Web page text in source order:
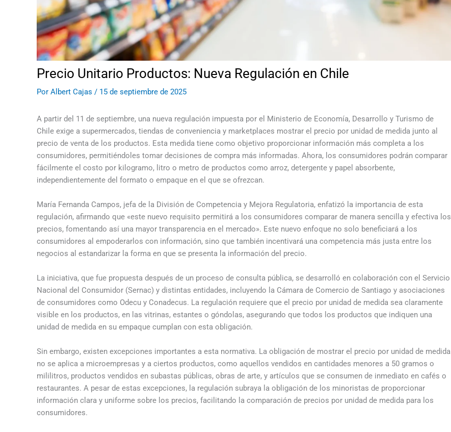
Precio Unitario Productos: Nueva Regulación en Chile
Por Albert Cajas / 15 de septiembre de 2025
A partir del 11 de septiembre, una nueva regulación impuesta por el Ministerio de Economía, Desarrollo y Turismo de
Chile exige a supermercados, tiendas de conveniencia y marketplaces mostrar el precio por unidad de medida junto al
precio de venta de los productos. Esta medida tiene como objetivo proporcionar información más completa a los
consumidores, permitiéndoles tomar decisiones de compra más informadas. Ahora, los consumidores podrán comparar
fácilmente el costo por kilogramo, litro o metro de productos como arroz, detergente y papel absorbente,
independientemente del formato o empaque en el que se ofrezcan.
María Fernanda Campos, jefa de la División de Competencia y Mejora Regulatoria, enfatizó la importancia de esta
regulación, afirmando que «este nuevo requisito permitirá a los consumidores comparar de manera sencilla y efectiva los
precios, fomentando así una mayor transparencia en el mercado». Este nuevo enfoque no solo beneficiará a los
consumidores al empoderarlos con información, sino que también incentivará una competencia más justa entre los
negocios al estandarizar la forma en que se presenta la información del precio.
La iniciativa, que fue propuesta después de un proceso de consulta pública, se desarrolló en colaboración con el Servicio
Nacional del Consumidor (Sernac) y distintas entidades, incluyendo la Cámara de Comercio de Santiago y asociaciones
de consumidores como Odecu y Conadecus. La regulación requiere que el precio por unidad de medida sea claramente
visible en los productos, en las vitrinas, estantes o góndolas, asegurando que todos los productos que indiquen una
unidad de medida en su empaque cumplan con esta obligación.
Sin embargo, existen excepciones importantes a esta normativa. La obligación de mostrar el precio por unidad de medida
no se aplica a microempresas y a ciertos productos, como aquellos vendidos en cantidades menores a 50 gramos o
mililitros, productos vendidos en subastas públicas, obras de arte, y artículos que se consumen de inmediato en cafés o
restaurantes. A pesar de estas excepciones, la regulación subraya la obligación de los minoristas de proporcionar
información clara y uniforme sobre los precios, facilitando la comparación de precios por unidad de medida para los
consumidores.